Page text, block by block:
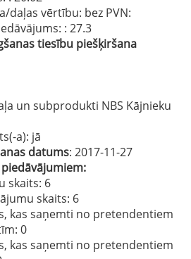
daļas vērtību: bez PVN:
: 27.3
tiesību piešķiršana
un subprodukti NBS Kājnieku
a): jā
datums: 2017-11-27
skaits: 6
skaits: 6
kas saņemti no pretendentiem
: 0
kas saņemti no pretendentiem